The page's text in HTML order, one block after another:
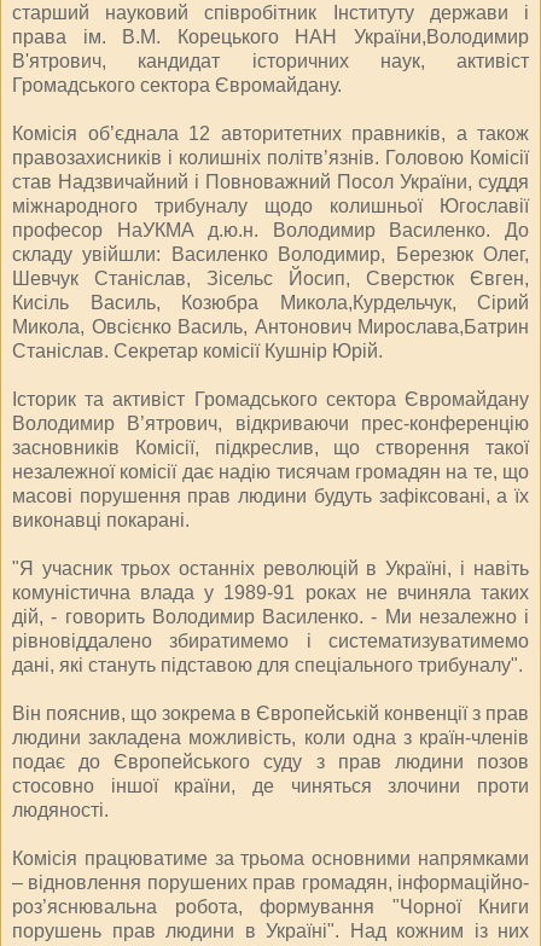
старший науковий співробітник Інституту держави і
права ім. В.М. Корецького НАН України,Володимир
В'ятрович, кандидат історичних наук, активіст
Громадського сектора Євромайдану.
Комісія об’єднала 12 авторитетних правників, а також
правозахисників і колишніх політв’язнів. Головою Комісії
став Надзвичайний і Повноважний Посол України, суддя
міжнародного трибуналу щодо колишньої Югославії
професор НаУКМА д.ю.н. Володимир Василенко. До
складу увійшли: Василенко Володимир, Березюк Олег,
Шевчук Станіслав, Зісельс Йосип, Сверстюк Євген,
Кисіль Василь, Козюбра Микола,Курдельчук, Сірий
Микола, Овсієнко Василь, Антонович Мирослава,Батрин
Станіслав. Секретар комісії Кушнір Юрій.
Історик та активіст Громадського сектора Євромайдану
Володимир В’ятрович, відкриваючи прес-конференцію
засновників Комісії, підкреслив, що створення такої
незалежної комісії дає надію тисячам громадян на те, що
масові порушення прав людини будуть зафіксовані, а їх
виконавці покарані.
"Я учасник трьох останніх революцій в Україні, і навіть
комуністична влада у 1989-91 роках не вчиняла таких
дій, - говорить Володимир Василенко. - Ми незалежно і
рівновіддалено збиратимемо і систематизуватимемо
дані, які стануть підставою для спеціального трибуналу".
Він пояснив, що зокрема в Європейській конвенції з прав
людини закладена можливість, коли одна з країн-членів
подає до Європейського суду з прав людини позов
стосовно іншої країни, де чиняться злочини проти
людяності.
Комісія працюватиме за трьома основними напрямками
– відновлення порушених прав громадян, інформаційно-
роз’яснювальна робота, формування "Чорної Книги
порушень прав людини в Україні". Над кожним із них